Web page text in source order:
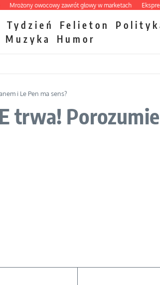
owocowy zawrót głowy w marketach
Tydzień Felieton
Muzyka Humor
i Le Pen ma sens?
trwa!